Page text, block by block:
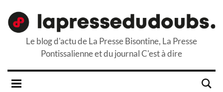
Le blog d'actu de La Presse Bisontine, La Presse
Pontissalienne et du journal C'est à dire